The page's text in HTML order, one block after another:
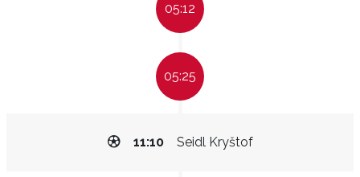
05:12
05:25
Seidl Kryštof
11:10